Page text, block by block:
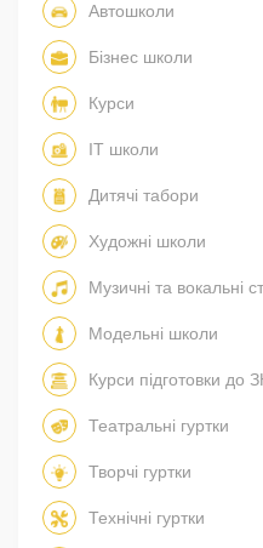
Автошколи
Бізнес школи
Курси
IT школи
Дитячі табори
Художні школи
Музичні та вокальні
Модельні школи
Курси підготовки
Театральні гуртки
Творчі гуртки
Технічні гуртки